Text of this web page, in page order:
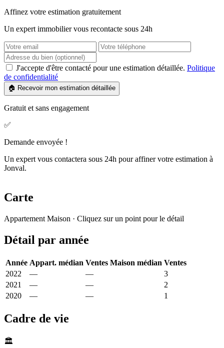
Affinez votre estimation gratuitement
Un expert immobilier vous recontacte sous 24h
J'accepte d'être contacté pour une estimation détaillée. Politique
de confidentialité
🏠 Recevoir mon estimation détaillée
Gratuit et sans engagement
✅
Demande envoyée !
Un expert vous contactera sous 24h pour affiner votre estimation à
Jonval.
Carte
−
Appartement Maison · Cliquez sur un point pour le détail
Détail par année
Année Appart. médian Ventes Maison médian Ventes
2022
— —
3
2021
— —
2
2020
— — 1
Cadre de vie
🏛️